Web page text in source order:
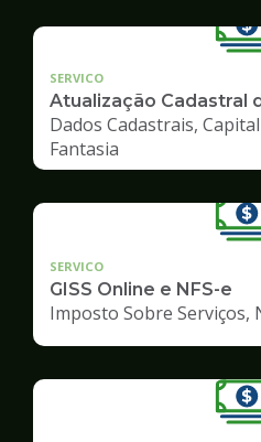
SERVICO
Atualização Cadastral
Dados Cadastrais,
Fantasia
SERVICO
GISS Online e NFS-e
Imposto Sobre Serviços,